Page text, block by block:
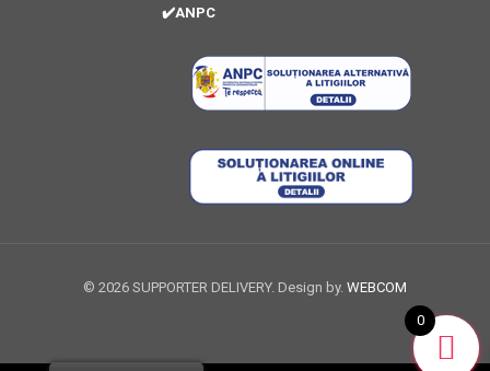
✔️ANPC
© 2026 SUPPORTER DELIVERY. Design by. WEBCOM
0